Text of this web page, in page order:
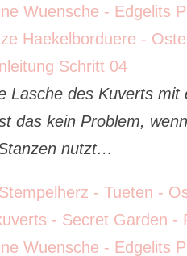
Lasche des Kuverts mit
das kein Problem,
nutzt…